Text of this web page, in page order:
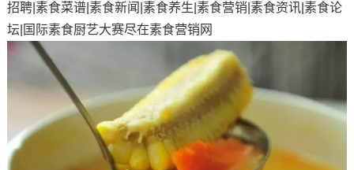
招聘|素食菜谱|素食新闻|素食养生|素食营销|素食资讯|素食论
坛|国际素食厨艺大赛尽在素食营销网